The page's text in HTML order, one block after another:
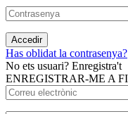
Accedir
Has oblidat la contrasenya?
No ets usuari? Enregistra't
ENREGISTRAR-ME A